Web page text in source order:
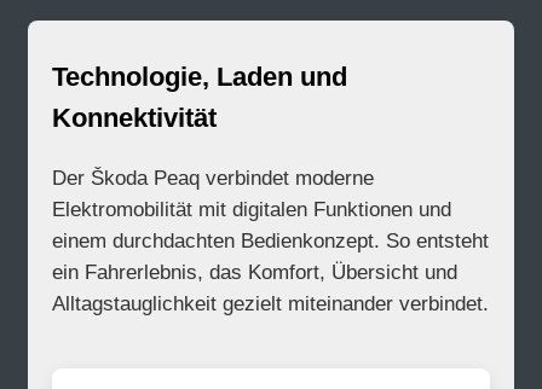
Technologie, Laden und
Konnektivität
Der Škoda Peaq verbindet moderne
Elektromobilität mit digitalen Funktionen und
einem durchdachten Bedienkonzept. So entsteht
ein Fahrerlebnis, das Komfort, Übersicht und
Alltagstauglichkeit gezielt miteinander verbindet.